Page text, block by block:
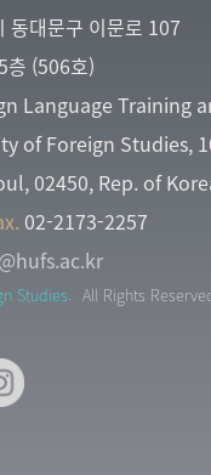
동대문구 이문로 107
층 (506호)
Language Training
of Foreign Studies,
02450, Rep. of
02-2173-2257
Studies. All Rights